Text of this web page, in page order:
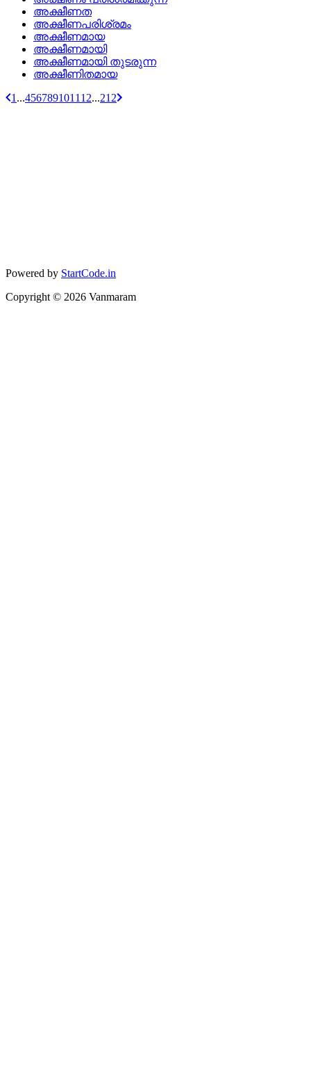
അക്ഷീണത
അക്ഷീണപരിശ്രമം
അക്ഷീണമായ
അക്ഷീണമായി
അക്ഷീണമായി തുടരുന്ന
അക്ഷീണിതമായ
1 ...4567891011 12...212
Powered by StartCode.in
Copyright © 2026 Vanmaram